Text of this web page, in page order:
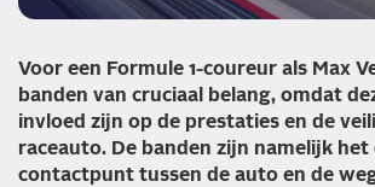
Voor een Formule 1-coureur als Max
banden van cruciaal belang, omdat
invloed zijn op de prestaties en de
raceauto. De banden zijn namelijk het
contactpunt tussen de auto en de